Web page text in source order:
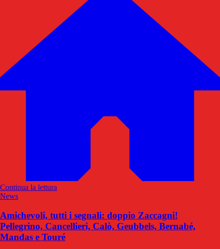
Continua la lettura
News
Amichevoli, tutti i segnali: doppio Zaccagni!
Pellegrino, Cancellieri, Calò, Geubbels, Bernabé,
Mandas e Touré